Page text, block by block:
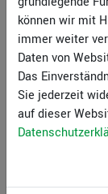
Campus-&
Informationen
können wir mit
immer weiter
Daten von
Das
Sie jederzeit
auf dieser